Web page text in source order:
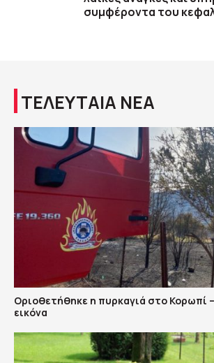
συμφέροντα του
ΤΕΛΕΥΤΑΙΑ ΝΕΑ
Οριοθετήθηκε η πυρκαγιά στο Κορωπί
εικόνα